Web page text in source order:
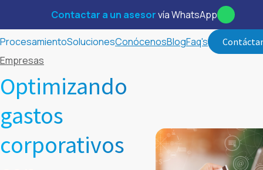
Contactar a un asesorvía WhatsApp
ProcesamientoSolucionesConócenosBlogFaq's
Empresas
Optimizando
gastos
corporativos